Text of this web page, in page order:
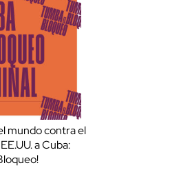
mundo contra el
a Cuba: